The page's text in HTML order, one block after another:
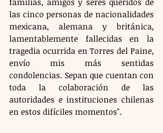
las cinco personas de nacionalidades
mexicana, alemana y británica,
lamentablemente fallecidas en la
tragedia ocurrida en Torres del Paine,
envío mis más sentidas
condolencias. Sepan que cuentan con
toda la colaboración de las
autoridades e instituciones chilenas
en estos difíciles momentos".